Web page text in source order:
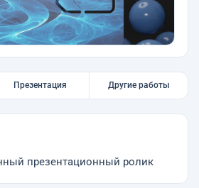
Презентация Другие работы
презентационный ролик